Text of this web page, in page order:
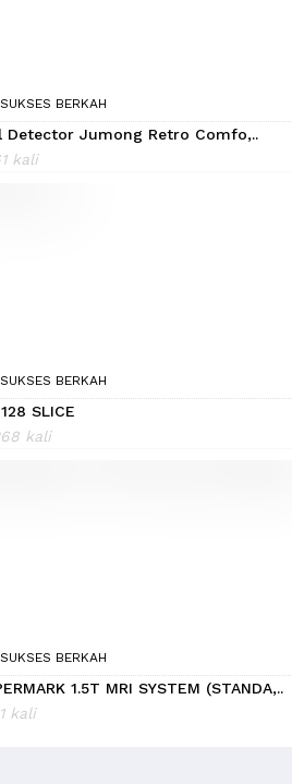
BERKAH
Detector Jumong Retro Comfo,..
kali
BERKAH
SLICE
kali
BERKAH
1.5T MRI SYSTEM (STANDA,..
kali